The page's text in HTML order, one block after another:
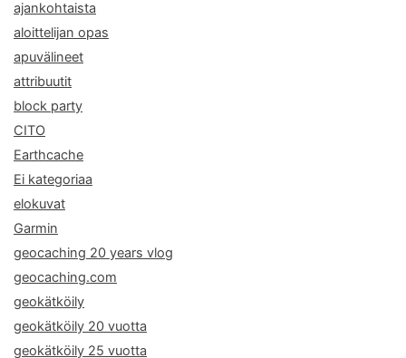
ajankohtaista
aloittelijan opas
apuvälineet
attribuutit
block party
CITO
Earthcache
Ei kategoriaa
elokuvat
Garmin
geocaching 20 years vlog
geocaching.com
geokätköily
geokätköily 20 vuotta
geokätköily 25 vuotta